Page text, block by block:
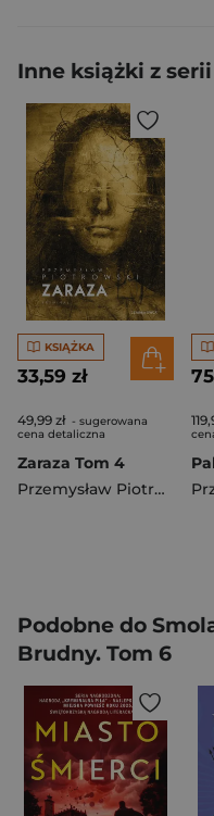
Inne książki z
KSIĄŻKA
33,59 zł
49,99 zł - sugerowana
cena detaliczna
Zaraza Tom 4
Przemysław Piotrowski
Podobne do
Brudny. Tom 6